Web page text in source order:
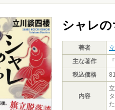
シャレの
著者
主な著作
税込価格
内容